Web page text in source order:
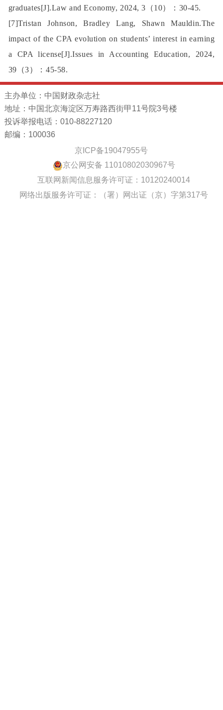
graduates[J].Law and Economy, 2024, 3（10）：30-45.
[7]Tristan Johnson, Bradley Lang, Shawn Mauldin.The
impact of the CPA evolution on students’ interest in earning
a CPA license[J].Issues in Accounting Education, 2024,
39（3）：45-58.
主办单位：中国财政杂志社
地址：中国北京海淀区万寿路西街甲11号院3号楼
投诉举报电话：010-88227120
邮编：100036
京ICP备19047955号
京公网安备 11010802030967号
互联网新闻信息服务许可证：10120240014
网络出版服务许可证：（署）网出证（京）字第317号